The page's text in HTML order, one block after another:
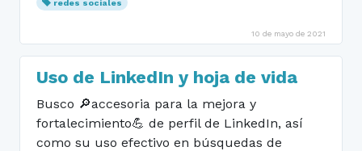
redes sociales
10 de mayo de 2021
Uso de LinkedIn y hoja de vida
Busco 🔎accesoria para la mejora y
fortalecimiento💪 de perfil de LinkedIn, así
como su uso efectivo en búsquedas de